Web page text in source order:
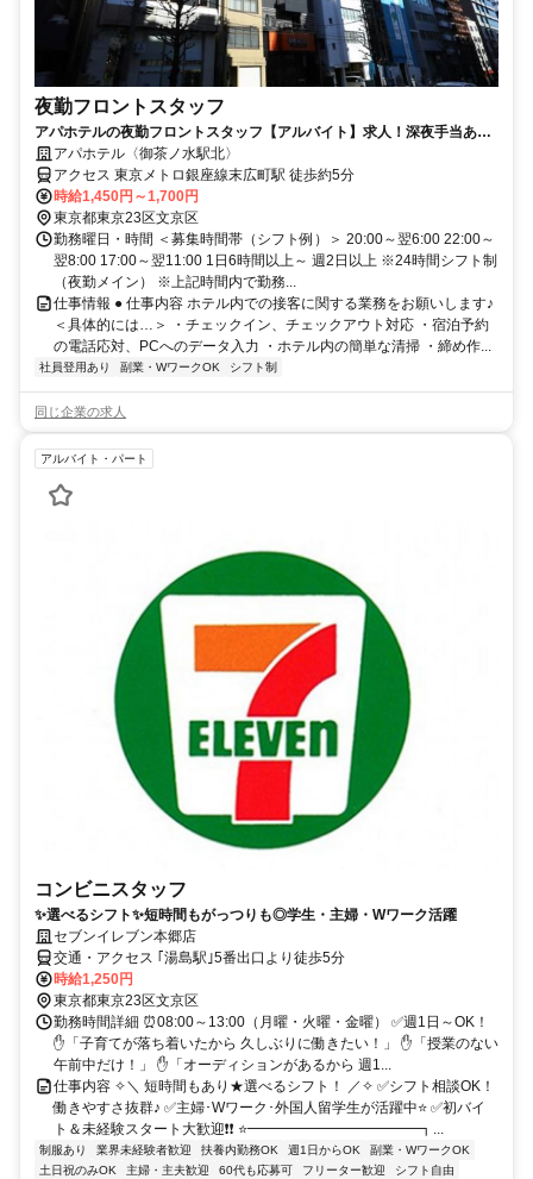
夜勤フロントスタッフ
アパホテルの夜勤フロントスタッフ【アルバイト】求人！深夜手当あり
の夜勤帯でしっかり稼げる
アパホテル〈御茶ノ水駅北〉
アクセス 東京メトロ銀座線末広町駅 徒歩約5分
時給1,450円～1,700円
東京都東京23区文京区
勤務曜日・時間 ＜募集時間帯（シフト例）＞ 20:00～翌6:00 22:00～
翌8:00 17:00～翌11:00 1日6時間以上～ 週2日以上 ※24時間シフト制
（夜勤メイン） ※上記時間内で勤務...
仕事情報 ● 仕事内容 ホテル内での接客に関する業務をお願いします♪
＜具体的には…＞ ・チェックイン、チェックアウト対応 ・宿泊予約
の電話応対、PCへのデータ入力 ・ホテル内の簡単な清掃 ・締め作...
社員登用あり 副業・WワークOK シフト制
同じ企業の求人
アルバイト・パート
コンビニスタッフ
✨選べるシフト✨短時間もがっつりも◎学生・主婦・Wワーク活躍
セブンイレブン本郷店
交通・アクセス ｢湯島駅｣5番出口より徒歩5分
時給1,250円
東京都東京23区文京区
勤務時間詳細 ⏰08:00～13:00（月曜・火曜・金曜） ✅週1日～OK！
✋「子育てが落ち着いたから 久しぶりに働きたい！」 ✋「授業のない
午前中だけ！」 ✋「オーディションがあるから 週1...
仕事内容 ✧＼ 短時間もあり★選べるシフト！ ／✧ ✅シフト相談OK！
働きやすさ抜群♪ ✅主婦･Wワーク･外国人留学生が活躍中⭐ ✅初バイ
ト＆未経験スタート大歓迎❗❗ ⭐━━━━━━━━━━━━┓...
制服あり 業界未経験者歓迎 扶養内勤務OK 週1日からOK
副業・WワークOK
土日祝のみOK
主婦・主夫歓迎 60代も応募可 フリーター歓迎
シフト自由